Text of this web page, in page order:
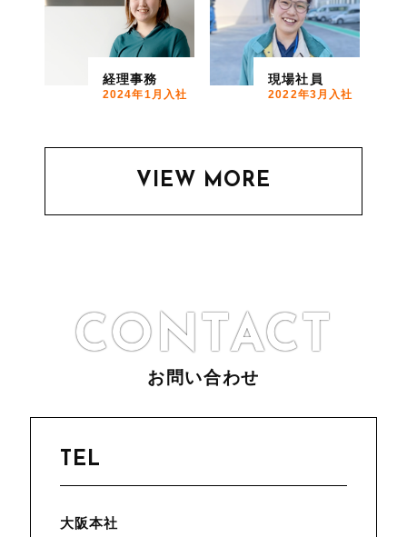
経理事務
2024年1月入社
現場社員
2022年3月入社
VIEW MORE
CONTACT
お問い合わせ
TEL
大阪本社